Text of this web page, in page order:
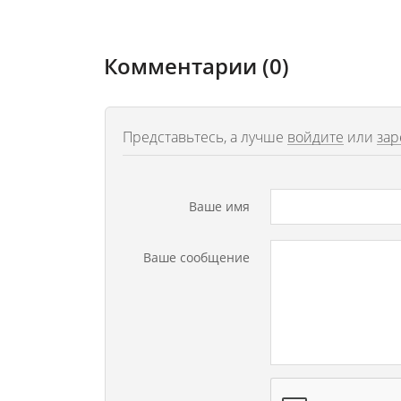
Комментарии (0)
Представьтесь, а лучше войдите или
Ваше имя
Ваше сообщение